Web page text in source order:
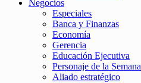
Negocios
Especiales
Banca y Finanzas
Economía
Gerencia
Educación Ejecutiva
Personaje de la Semana
Aliado estratégico